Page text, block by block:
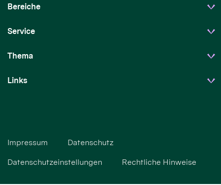
Bereiche
Service
Thema
Links
Impressum Datenschutz
Datenschutzeinstellungen Rechtliche Hinweise